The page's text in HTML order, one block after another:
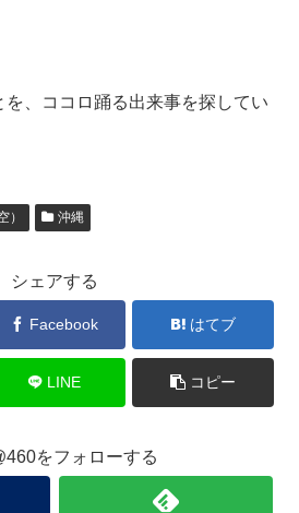
、ココロ踊る出来事を探してい
） 沖縄
シェアする
Facebook はてブ
LINE コピー
をフォローする